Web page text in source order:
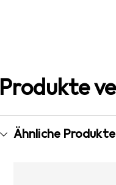
Produkte
Ähnliche Produkte